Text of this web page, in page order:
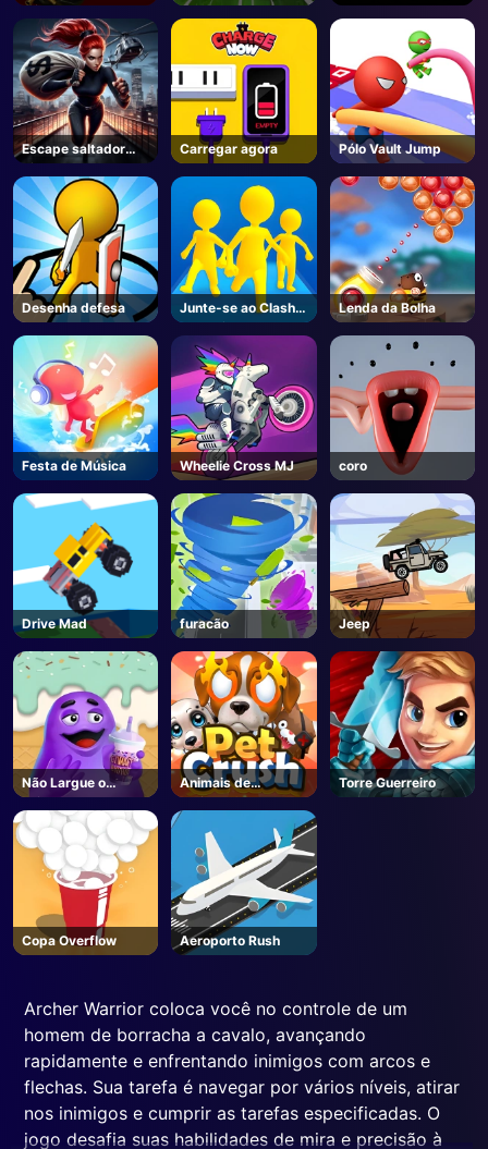
Wild
Spark
Escape saltador
piso
Carregar agora Pólo Vault Jump
Desenha defesa
Junte-se ao Clash
3D Online
Lenda da Bolha
Festa de Música Wheelie Cross MJ coro
Drive Mad furacão Jeep
Não Largue o
Grimace
Animais de
estimação Crush
Torre Guerreiro
Copa Overflow Aeroporto Rush
Archer Warrior coloca você no controle de um
homem de borracha a cavalo, avançando
rapidamente e enfrentando inimigos com arcos e
flechas. Sua tarefa é navegar por vários níveis, atirar
nos inimigos e cumprir as tarefas especificadas. O
jogo desafia suas habilidades de mira e precisão à